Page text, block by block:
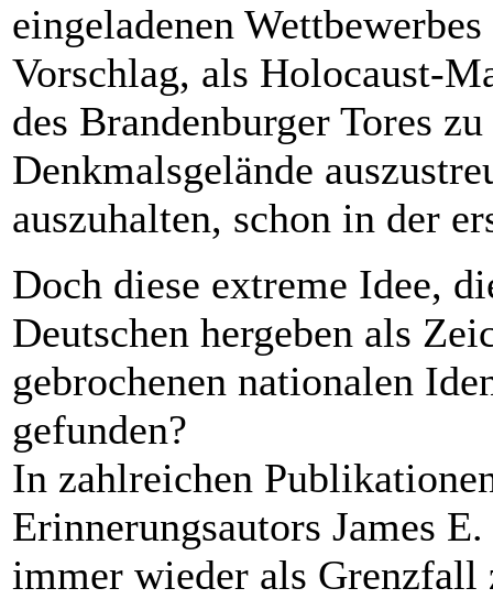
eingeladenen
Vorschlag, als Holocaust-
des Brandenburger Tores
Denkmalsgelände
auszuhalten, schon in der
Doch diese extreme Idee,
Deutschen hergeben als
gebrochenen nationalen
gefunden?
In zahlreichen
Erinnerungsautors James
immer wieder als